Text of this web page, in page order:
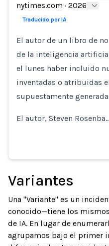
Loading...
nytimes.com · 2026
Traducido por IA
El autor de un libro de
de la inteligencia
el lunes haber incluido
inventadas o atribuidas
supuestamente
El autor, Steven
Variantes
Una "Variante" es un
conocido—tiene los
de IA. En lugar de
agrupamos bajo el primer